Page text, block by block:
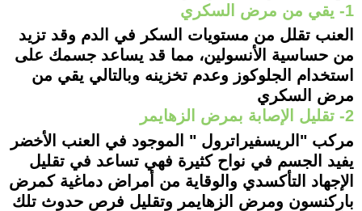
1- يقي من مرض السكري
العنب تقلل من مستويات السكر في الدم وقد تزيد
من حساسية الأنسولين، مما قد يساعد جسمك على
استخدام الجلوكوز وعدم تخزينه وبالتالي يقي من
مرض السكري
2- تقليل الإصابة بمرض الزهايمر
مركب "الريسفيراترول " الموجود في العنب الأخضر
يفيد الجسم في نواح كثيرة فهي تساعد في تقليل
الإجهاد التأكسدي والوقاية من أمراض دماغية كمرض
باركنسون ومرض الزهايمر وتقليل فرص حدوث تلك